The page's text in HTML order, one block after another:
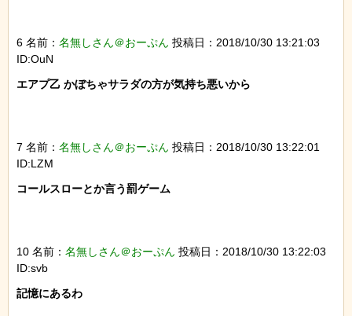
6 名前： 名無しさん＠おーぷん 投稿日：2018/10/30 13:21:03
ID:OuN
エアプ乙 かぼちゃサラダの方が気持ち悪いから
7 名前： 名無しさん＠おーぷん 投稿日：2018/10/30 13:22:01
ID:LZM
コールスローとか言う罰ゲーム
10 名前： 名無しさん＠おーぷん 投稿日：2018/10/30 13:22:03
ID:svb
記憶にあるわ